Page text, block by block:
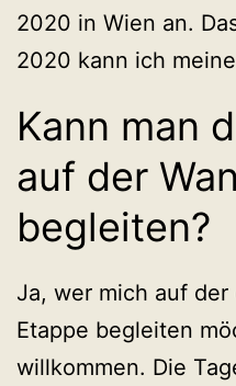
2020 in Wien an.
2020 kann ich
Kann man
auf der
begleiten?
Ja, wer mich auf
Etappe begleiten
willkommen. Die